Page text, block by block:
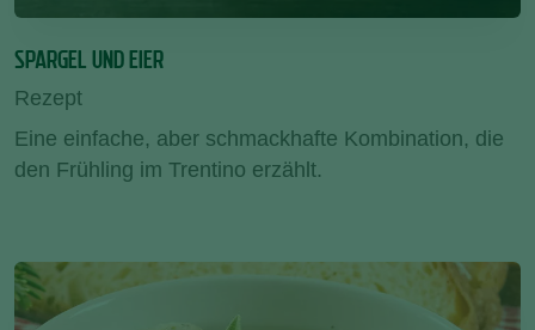
SPARGEL UND EIER
Rezept
Eine einfache, aber schmackhafte Kombination, die
den Frühling im Trentino erzählt.